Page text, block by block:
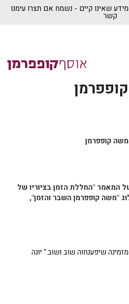
שאינו קיים - נשמח אם תצרו עימנו
קשר
קופפרמן
המאמר "החללת הזמן בציוריו של
"משה קופפרמן השבר והזמן",
שיפענחוה שוב ושוב." יונה